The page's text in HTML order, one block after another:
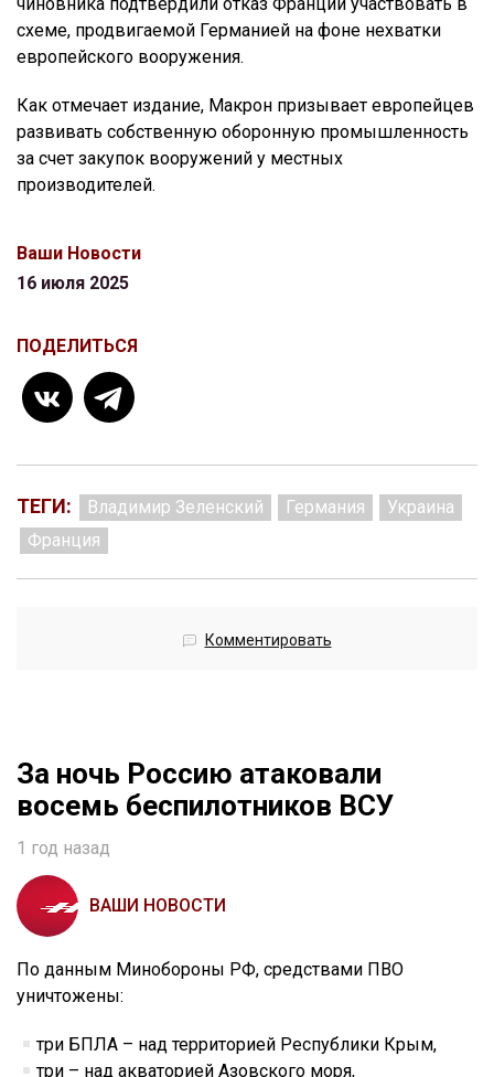
схеме, продвигаемой Германией на фоне нехватки
европейского вооружения.
Как отмечает издание, Макрон призывает европейцев
развивать собственную оборонную промышленность
за счет закупок вооружений у местных
производителей.
Ваши Новости
16 июля 2025
ПОДЕЛИТЬСЯ
ТЕГИ: Владимир Зеленский Германия
Украина
Франция
Комментировать
За ночь Россию атаковали
восемь беспилотников ВСУ
1 год назад
ВАШИ НОВОСТИ
По данным Минобороны РФ, средствами ПВО
уничтожены:
три БПЛА – над территорией Республики Крым,
три – над акваторией Азовского моря,